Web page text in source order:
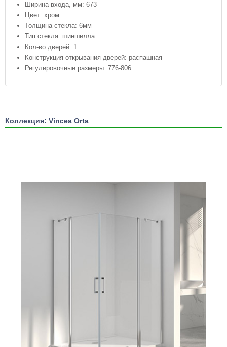
Ширина входа, мм: 673
Цвет: хром
Толщина стекла: 6мм
Тип стекла: шиншилла
Кол-во дверей: 1
Конструкция открывания дверей: распашная
Регулировочные размеры: 776-806
Коллекция: Vincea Orta